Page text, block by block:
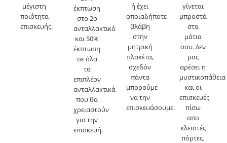
μέγιστη
ποιότητα
επισκευής.
έκπτωση
στο 2ο
ανταλλακτικό
και 50%
έκπτωση
σε όλα
τα
επιπλέον
ανταλλακτικά
που θα
χρειαστούν
για την
επισκευή.
ή έχει
οποιαδήποτε
βλάβη
στην
μητρική
πλακέτα,
σχεδόν
πάντα
μπορούμε
να την
επισκευάσουμε.
γίνεται
μπροστά
στα
μάτια
σου. Δεν
μας
αρέσει η
μυστικοπάθεια
και οι
επισκευές
πίσω
απο
κλειστές
πόρτες.